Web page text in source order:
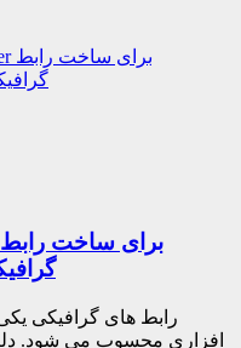
رابط های گرافیکی
افزاری محسوب می شود.